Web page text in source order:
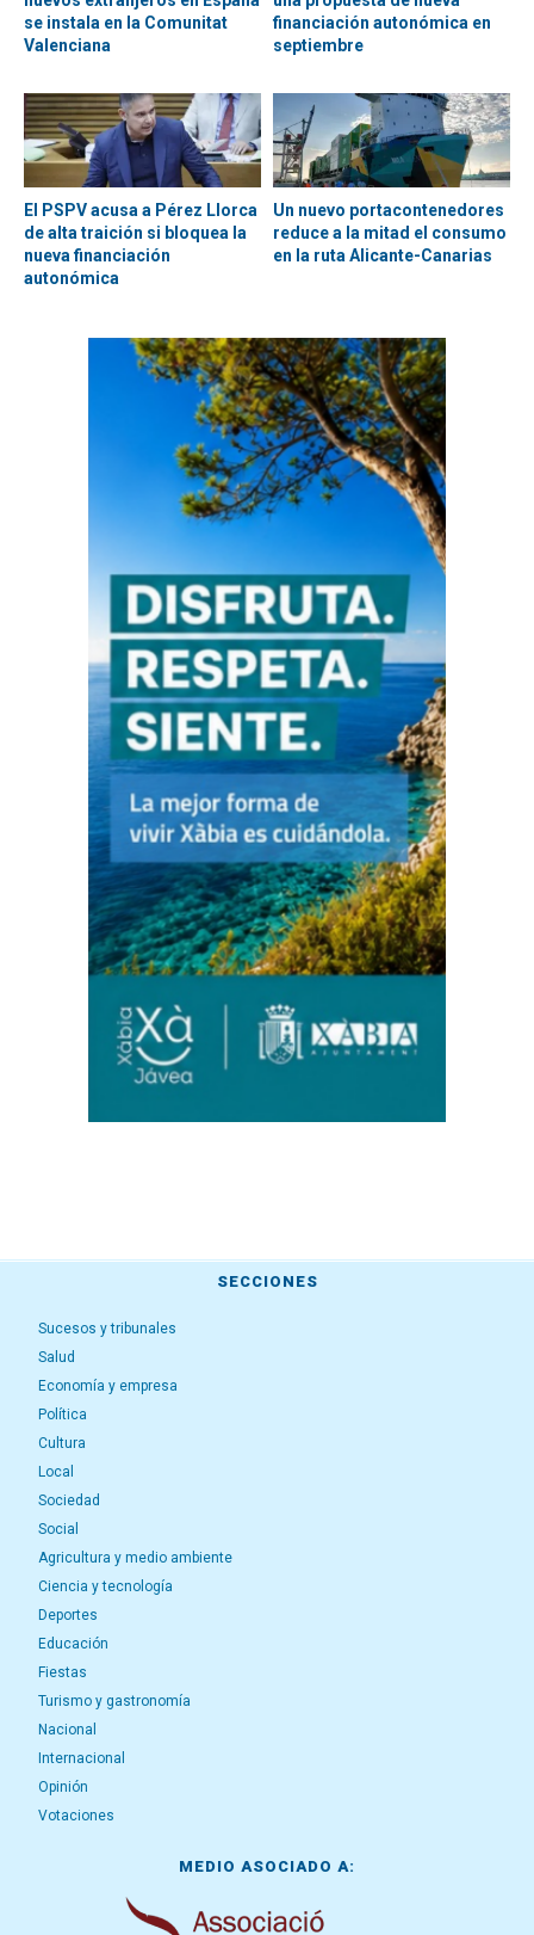
se instala en la Comunitat
Valenciana
financiación autonómica en
septiembre
El PSPV acusa a Pérez Llorca
de alta traición si bloquea la
nueva financiación
autonómica
Un nuevo portacontenedores
reduce a la mitad el consumo
en la ruta Alicante-Canarias
SECCIONES
Sucesos y tribunales
Salud
Economía y empresa
Política
Cultura
Local
Sociedad
Social
Agricultura y medio ambiente
Ciencia y tecnología
Deportes
Educación
Fiestas
Turismo y gastronomía
Nacional
Internacional
Opinión
Votaciones
MEDIO ASOCIADO A: